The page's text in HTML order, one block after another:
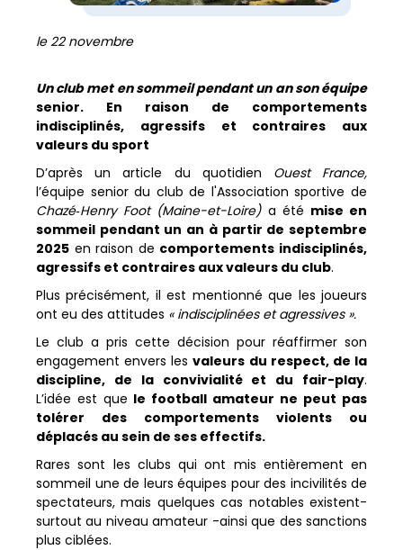
le 22 novembre
Un club met en sommeil pendant un an son équipe
senior. En raison de comportements
indisciplinés, agressifs et contraires aux
valeurs du sport
D’après un article du quotidien Ouest France,
l’équipe senior du club de l'Association sportive de
Chazé‑Henry Foot (Maine-et-Loire) a été mise en
sommeil pendant un an à partir de septembre
2025 en raison de comportements indisciplinés,
agressifs et contraires aux valeurs du club.
Plus précisément, il est mentionné que les joueurs
ont eu des attitudes « indisciplinées et agressives ».
Le club a pris cette décision pour réaffirmer son
engagement envers lesvaleurs du respect, de la
discipline, de la convivialité et du fair-play.
L’idée est que le football amateur ne peut pas
tolérer des comportements violents ou
déplacés au sein de ses effectifs.
Rares sont les clubs qui ont mis entièrement en
sommeil une de leurs équipes pour des incivilités de
spectateurs, mais quelques cas notables existent-
surtout au niveau amateur -ainsi que des sanctions
plus ciblées.